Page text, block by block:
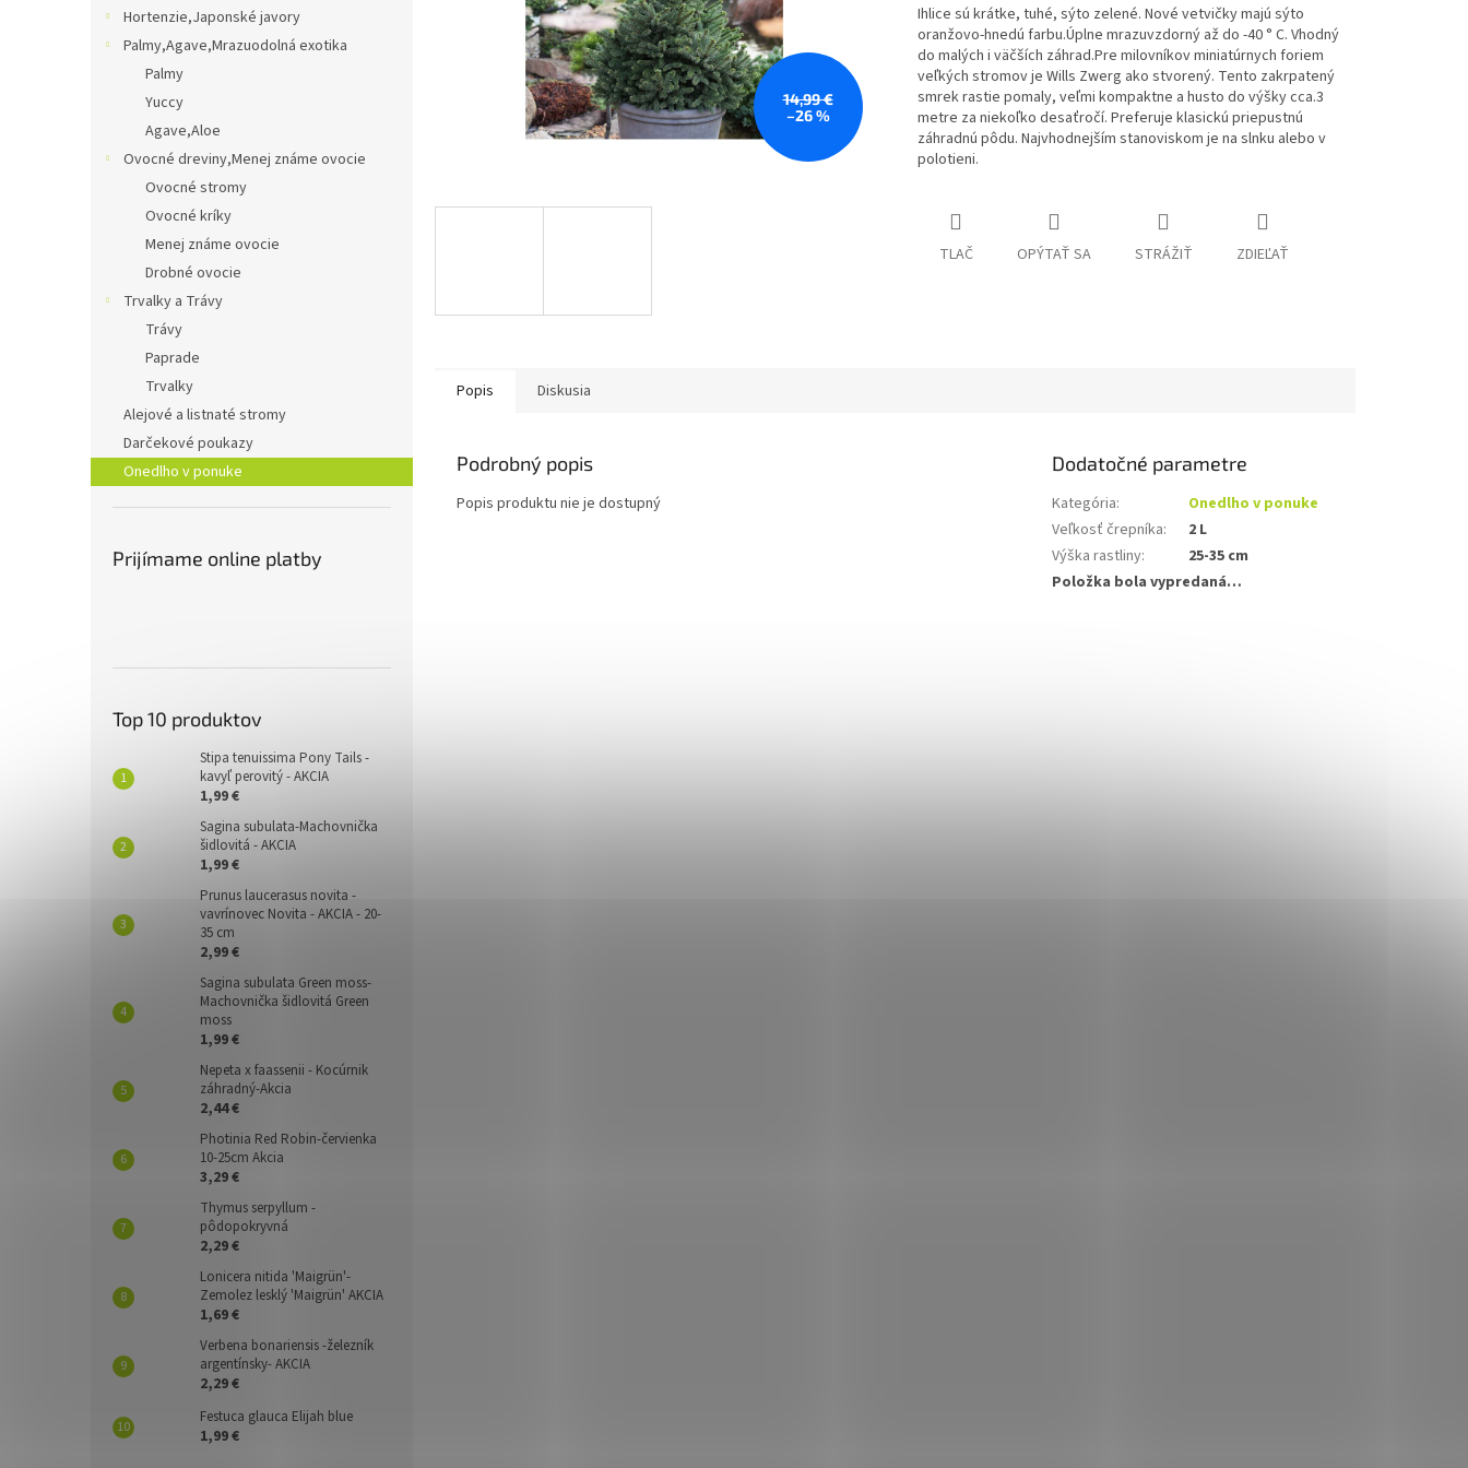
Hortenzie,Japonské javory
Palmy,Agave,Mrazuodolná exotika
Palmy
Yuccy
Agave,Aloe
Ovocné dreviny,Menej známe ovocie
Ovocné stromy
Ovocné kríky
Menej známe ovocie
Drobné ovocie
Trvalky a Trávy
Trávy
Paprade
Trvalky
Alejové a listnaté stromy
Darčekové poukazy
Onedlho v ponuke
Prijímame online platby
Top 10 produktov
Stipa tenuissima Pony Tails -
kavyľ perovitý - AKCIA
1,99 €
Sagina subulata-Machovnička
šidlovitá - AKCIA
1,99 €
Prunus laucerasus novita -
vavrínovec Novita - AKCIA - 20-
35 cm
2,99 €
Sagina subulata Green moss-
Machovnička šidlovitá Green
moss
1,99 €
Nepeta x faassenii - Kocúrnik
záhradný-Akcia
2,44 €
Photinia Red Robin-červienka
10-25cm Akcia
3,29 €
Thymus serpyllum -
pôdopokryvná
2,29 €
Lonicera nitida 'Maigrün'-
Zemolez lesklý 'Maigrün' AKCIA
1,69 €
Verbena bonariensis -železník
argentínsky- AKCIA
2,29 €
Festuca glauca Elijah blue
1,99 €
14,99 €
–26 %
Ihlice sú krátke, tuhé, sýto zelené. Nové vetvičky majú sýto
oranžovo-hnedú farbu.Úplne mrazuvzdorný až do -40 ° C. Vhodný
do malých i väčších záhrad.Pre milovníkov miniatúrnych foriem
veľkých stromov je Wills Zwerg ako stvorený. Tento zakrpatený
smrek rastie pomaly, veľmi kompaktne a husto do výšky cca.3
metre za niekoľko desaťročí. Preferuje klasickú priepustnú
záhradnú pôdu. Najvhodnejším stanoviskom je na slnku alebo v
polotieni.
TLAČ OPÝTAŤ SA STRÁŽIŤ ZDIEĽAŤ
Popis Diskusia
Podrobný popis
Popis produktu nie je dostupný
Dodatočné parametre
Kategória:
Onedlho v ponuke
Veľkosť črepníka:
2 L
Výška rastliny:
25-35 cm
Položka bola vypredaná…